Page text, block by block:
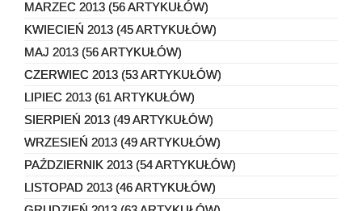
MARZEC 2013 (56 ARTYKUŁÓW)
KWIECIEŃ 2013 (45 ARTYKUŁÓW)
MAJ 2013 (56 ARTYKUŁÓW)
CZERWIEC 2013 (53 ARTYKUŁÓW)
LIPIEC 2013 (61 ARTYKUŁÓW)
SIERPIEŃ 2013 (49 ARTYKUŁÓW)
WRZESIEŃ 2013 (49 ARTYKUŁÓW)
PAŹDZIERNIK 2013 (54 ARTYKUŁÓW)
LISTOPAD 2013 (46 ARTYKUŁÓW)